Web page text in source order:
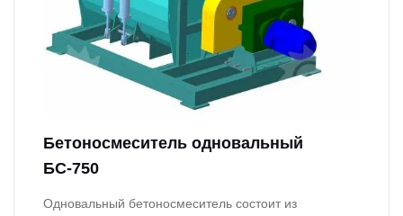
Бетоносмеситель одновальный
БС-750
Одновальный бетоносмеситель состоит из